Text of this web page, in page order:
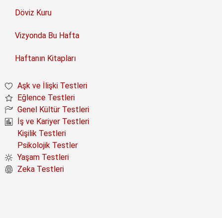
Döviz Kuru
Vizyonda Bu Hafta
Haftanın Kitapları
Aşk ve İlişki Testleri
Eğlence Testleri
Genel Kültür Testleri
İş ve Kariyer Testleri
Kişilik Testleri
Psikolojik Testler
Yaşam Testleri
Zeka Testleri